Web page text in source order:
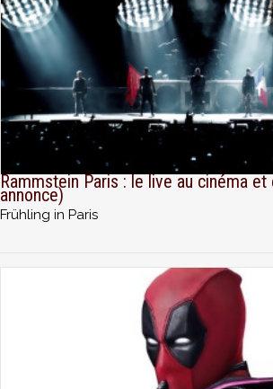
Rammstein Paris : le live au cinéma et
annonce)
Frühling in Paris